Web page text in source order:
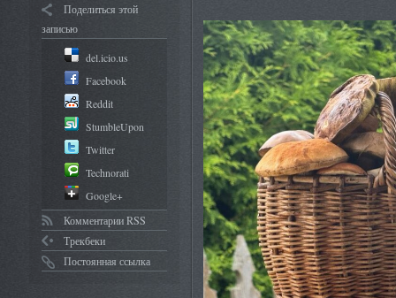
Поделиться этой
записью
del.icio.us
Facebook
Reddit
StumbleUpon
Twitter
Technorati
Google+
Комментарии RSS
Трекбеки
Постоянная ссылка